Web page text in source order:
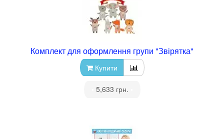
Комплект для оформлення групи "Звірятка"
Купити
5,633 грн.